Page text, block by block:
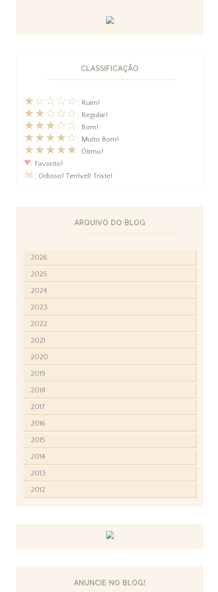
CLASSIFICAÇÃO
★☆☆☆☆: Ruim!
★★☆☆☆: Regular!
★★★☆☆: Bom!
★★★★☆: Muito Bom!
★★★★★: Ótimo!
♥: Favorito!
☠: Odioso! Terrível! Triste!
ARQUIVO DO BLOG
2026
2025
2024
2023
2022
2021
2020
2019
2018
2017
2016
2015
2014
2013
2012
ANUNCIE NO BLOG!